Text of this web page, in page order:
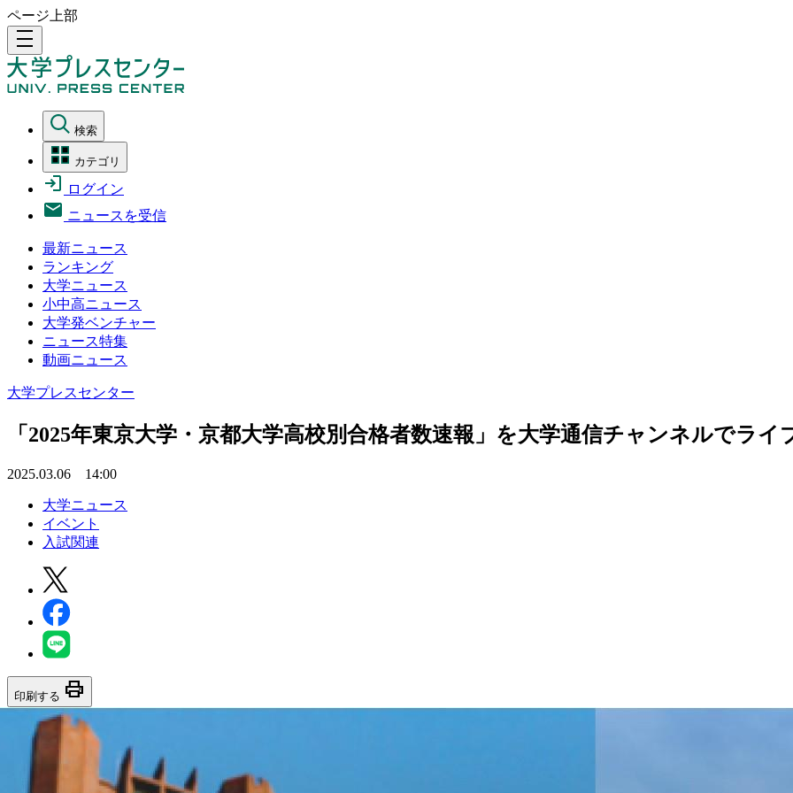
ページ上部
density_medium
検索
カテゴリ
ログイン
ニュースを受信
最新ニュース
ランキング
大学ニュース
小中高ニュース
大学発ベンチャー
ニュース特集
動画ニュース
大学プレスセンター
「2025年東京大学・京都大学高校別合格者数速報」を大学通信チャンネルでライ
2025.03.06 14:00
大学ニュース
イベント
入試関連
印刷する print